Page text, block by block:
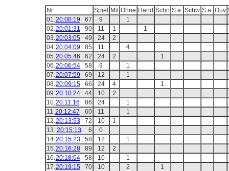
Nr. Spiel Mit Ohne Hand Schn S.a. Schw S.a. Ouv
01.20:00:19 67 9
1
02.20:01:31 90 11 1
1
03.20:03:05 49 24
2
04.20:04:09 85 11
4
05.20:05:46 62 24 2
1
06.20:06:54 58 9
1
07.20:07:59 69 12
1
08.20:09:15 66 24 4 1
09.20:10:24 44 10
2
10.20:11:16 86 24
1
11.20:12:47 60 11
1
12.20:13:53 72 10
1
13. 20:15:13 6
0
14.20:15:23 58 12
1
15.20:16:28 89 12
2
16.20:18:04 58 10
1
17.20:19:15 70 10 2
1